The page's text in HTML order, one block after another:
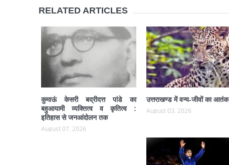
RELATED ARTICLES
कुमाऊं केसरी बद्रीदत्त पांडे का
बहुआयामी व्यक्तित्व व कृतित्व :
इतिहास से जनआंदोलन तक
August 07, 2026
उत्तराखण्ड में वन्य-जीवों का आतंक
August 03, 2026